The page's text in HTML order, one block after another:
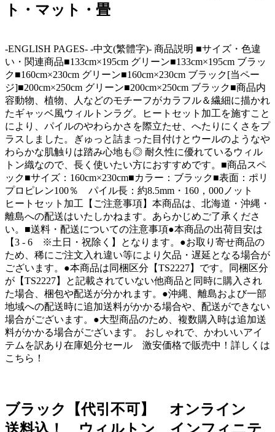
ト・マット・畳
-ENGLISH PAGES- -中文(繁體字)- 商品説明 ■サイズ・色違
い・関連商品■133cm×195cm グリーン■133cm×195cm ブラッ
ク■160cm×230cm グリーン■160cm×230cm ブラック[当ペー
ジ]■200cm×250cm グリーン■200cm×250cm ブラック■商品内
容動物、植物、人などのモチーフがカラフル＆繊細に描かれ
たギャッベ風ウィルトンラグ。ヒートセット加工を施すこと
により、パイルのやわらかさを際立たせ、へたりにくさをプ
ラスしました。ぎゅっと詰まった目付けとウールのようなや
わらかな肌触りは踏み心地も◎ 耐久性に優れているウィル
トン織なので、長く使いたい方におすすめです。■商品スペ
ック■サイズ：160cm×230cm■カラー：ブラック■表面：ポリ
プロピレン100％ パイル長：約8.5mm・160，000ノット
ヒートセット加工【ご注意事項】本商品は、北海道・沖縄・
離島への配送はいたしかねます。あらかじめご了承くださ
い。■送料・配送についての注意事項●本商品の出荷目安は
【3 - 6 ※土日・祝除く】となります。●お取り寄せ商品の
ため、稀にご注文入れ違い等により欠品・遅延となる場合が
ございます。●本商品は同梱区分【TS2227】です。同梱区分
が【TS2227】と記載されていない他商品と同時に購入され
た場合、梱包や配送が分かれます。●沖縄、離島および一部
地域への配送時に追加送料がかかる場合や、配送ができない
場合がございます。●大型商品のため、複数購入時は追加送
料がかかる場合がございます。 おしゃれで、かわいいアイ
テムを訳あり在庫処分セール 激安価格で販売中！詳しくは
こちら！
ブラック【代引不可】 オンライン
送料込！ ウィルトン インフィニテ